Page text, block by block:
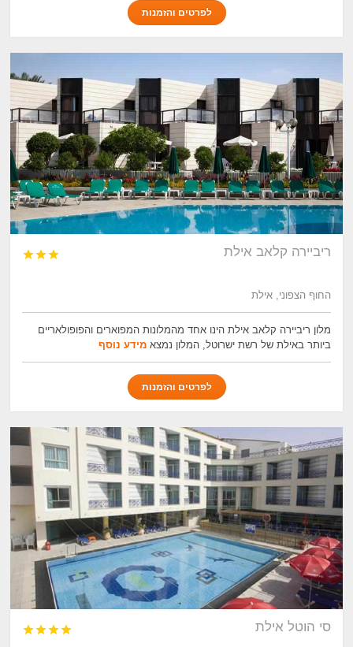
לפרטים והזמנות
ריביירה קלאב אילת 


החוף הצפוני, אילת
מלון ריביירה קלאב אילת הינו אחד מהמלונות המפוארים והפופולאריים
ביותר באילת של רשת ישרוטל, המלון נמצאמידע נוסף
לפרטים והזמנות
סי הוטל אילת 


